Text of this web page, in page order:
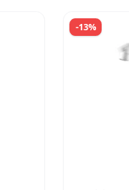
-13%